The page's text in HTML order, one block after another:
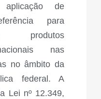
aplicação de
para
produtos
nas
no âmbito da
federal. A
Lei nº 12.349,